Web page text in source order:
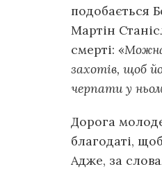
подобається
Мартін
смерті: «
захотів, щоб
черпати у
Дорога
благодаті,
Адже, за